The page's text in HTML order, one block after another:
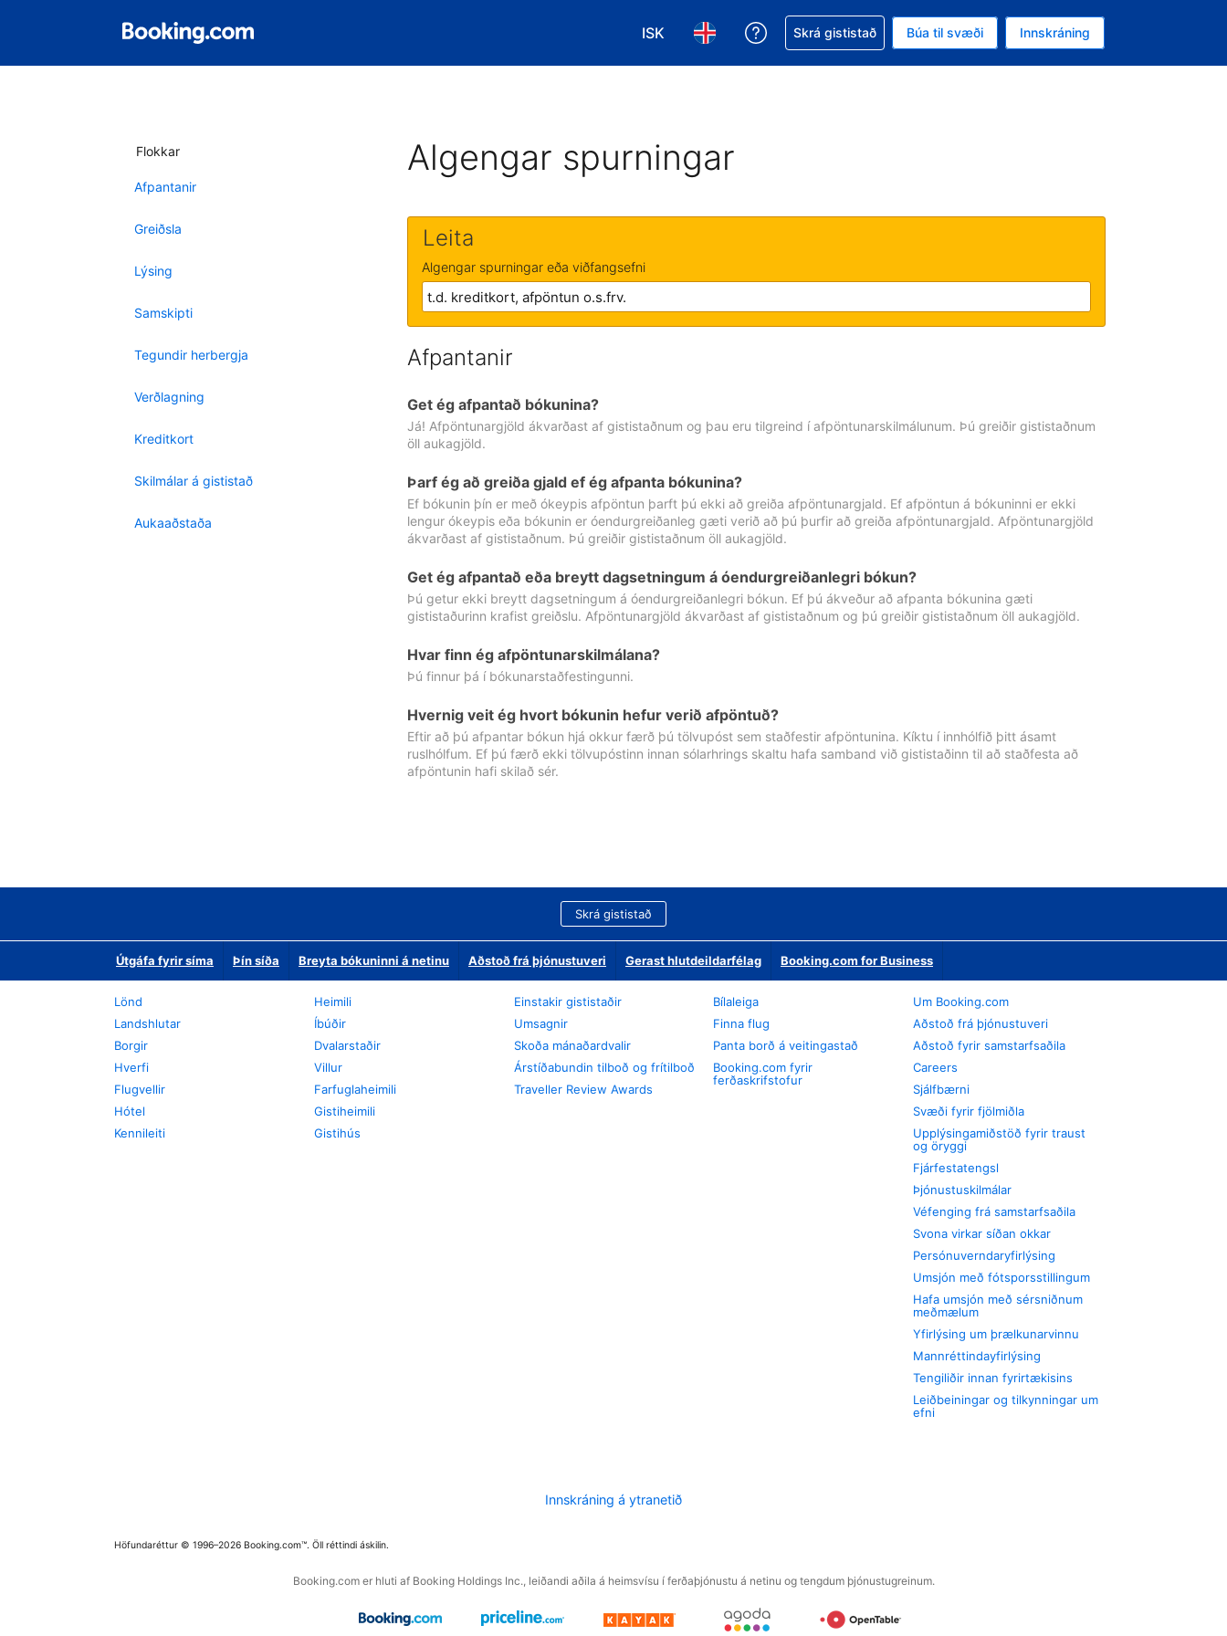
ISK
Veldu gjaldmiðil. Í augnablikinu er gjaldmiðillinn Íslensk króna
Veldu þitt tungumál. Í augnablikinu er tungumál þitt Íslensku
Fá aðstoð við bókunina
Skrá gististað Búa til svæði Innskráning
Flokkar
Afpantanir
Greiðsla
Lýsing
Samskipti
Tegundir herbergja
Verðlagning
Kreditkort
Skilmálar á gististað
Aukaaðstaða
Algengar spurningar
Leita
Algengar spurningar eða viðfangsefni
Afpantanir
Get ég afpantað bókunina?
Já! Afpöntunargjöld ákvarðast af gististaðnum og þau eru tilgreind í afpöntunarskilmálunum. Þú greiðir gististaðnum
öll aukagjöld.
Þarf ég að greiða gjald ef ég afpanta bókunina?
Ef bókunin þín er með ókeypis afpöntun þarft þú ekki að greiða afpöntunargjald. Ef afpöntun á bókuninni er ekki
lengur ókeypis eða bókunin er óendurgreiðanleg gæti verið að þú þurfir að greiða afpöntunargjald. Afpöntunargjöld
ákvarðast af gististaðnum. Þú greiðir gististaðnum öll aukagjöld.
Get ég afpantað eða breytt dagsetningum á óendurgreiðanlegri bókun?
Þú getur ekki breytt dagsetningum á óendurgreiðanlegri bókun. Ef þú ákveður að afpanta bókunina gæti
gististaðurinn krafist greiðslu. Afpöntunargjöld ákvarðast af gististaðnum og þú greiðir gististaðnum öll aukagjöld.
Hvar finn ég afpöntunarskilmálana?
Þú finnur þá í bókunarstaðfestingunni.
Hvernig veit ég hvort bókunin hefur verið afpöntuð?
Eftir að þú afpantar bókun hjá okkur færð þú tölvupóst sem staðfestir afpöntunina. Kíktu í innhólfið þitt ásamt
ruslhólfum. Ef þú færð ekki tölvupóstinn innan sólarhrings skaltu hafa samband við gististaðinn til að staðfesta að
afpöntunin hafi skilað sér.
Skrá gististað
Útgáfa fyrir síma Þín síða Breyta bókuninni á netinu Aðstoð frá þjónustuveri Gerast hlutdeildarfélag Booking.com for Business
Lönd
Landshlutar
Borgir
Hverfi
Flugvellir
Hótel
Kennileiti
Heimili
Íbúðir
Dvalarstaðir
Villur
Farfuglaheimili
Gistiheimili
Gistihús
Einstakir gististaðir
Umsagnir
Skoða mánaðardvalir
Árstíðabundin tilboð og frítilboð
Traveller Review Awards
Bílaleiga
Finna flug
Panta borð á veitingastað
Booking.com fyrir
ferðaskrifstofur
Um Booking.com
Aðstoð frá þjónustuveri
Aðstoð fyrir samstarfsaðila
Careers
Sjálfbærni
Svæði fyrir fjölmiðla
Upplýsingamiðstöð fyrir traust
og öryggi
Fjárfestatengsl
Þjónustuskilmálar
Véfenging frá samstarfsaðila
Svona virkar síðan okkar
Persónuverndaryfirlýsing
Umsjón með fótsporsstillingum
Hafa umsjón með sérsniðnum
meðmælum
Yfirlýsing um þrælkunarvinnu
Mannréttindayfirlýsing
Tengiliðir innan fyrirtækisins
Leiðbeiningar og tilkynningar um
efni
Innskráning á ytranetið
Höfundaréttur © 1996–2026 Booking.com™. Öll réttindi áskilin.
Booking.com er hluti af Booking Holdings Inc., leiðandi aðila á heimsvísu í ferðaþjónustu á netinu og tengdum þjónustugreinum.